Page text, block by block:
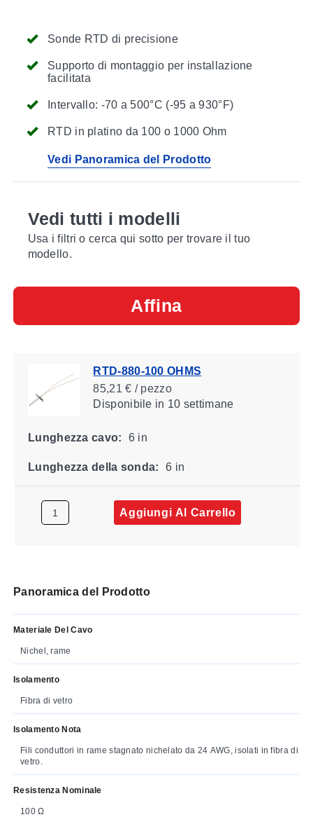
Sonde RTD di precisione
Supporto di montaggio per installazione
facilitata
Intervallo: -70 a 500°C (-95 a 930°F)
RTD in platino da 100 o 1000 Ohm
Vedi Panoramica del Prodotto
Vedi tutti i modelli
Usa i filtri o cerca qui sotto per trovare il tuo
modello.
Affina
RTD-880-100 OHMS
85,21 € / pezzo
Disponibile in 10 settimane
Lunghezza cavo: 6 in
Lunghezza della sonda: 6 in
Aggiungi Al Carrello
Panoramica del Prodotto
Materiale Del Cavo
Nichel, rame
Isolamento
Fibra di vetro
Isolamento Nota
Fili conduttori in rame stagnato nichelato da 24 AWG, isolati in fibra di
vetro.
Resistenza Nominale
100 Ω